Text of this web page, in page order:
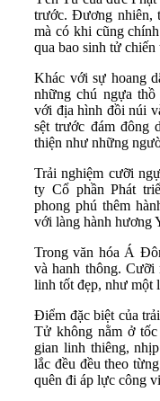
trước. Đương nhiên,
mà có khi cũng
qua bao sinh tử chiến
Khác với sự hoang
những chú ngựa
với địa hình đồi núi
sệt trước đám đông
thiện như những
Trải nghiệm cưỡi
ty Cổ phần Phát
phong phú thêm
với làng hành hương
Trong văn hóa Á
và hanh thông. Cưỡi
linh tốt đẹp, như một
Điểm đặc biệt của
Tử không nằm ở
gian linh thiêng,
lắc đều đều theo
quên đi áp lực công